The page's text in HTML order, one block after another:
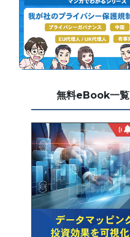
無料eBook一覧